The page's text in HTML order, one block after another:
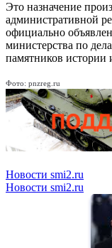
Это назначение
административной
официально
министерства по
памятников истории
Фото: pnzreg.ru
Новости smi2.ru
Новости smi2.ru